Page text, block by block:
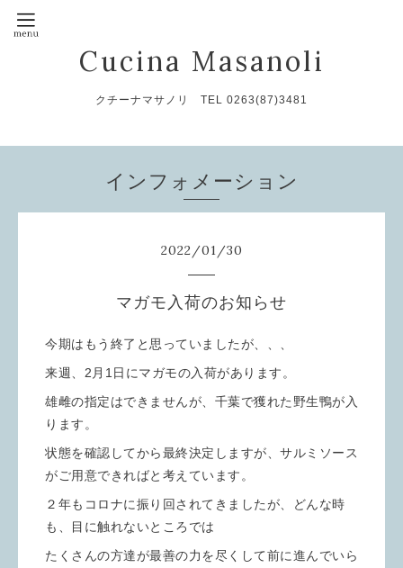
Cucina Masanoli
クチーナマサノリ TEL 0263(87)3481
インフォメーション
2022/01/30
マガモ入荷のお知らせ
今期はもう終了と思っていましたが、、、
来週、2月1日にマガモの入荷があります。
雄雌の指定はできませんが、千葉で獲れた野生鴨が入
ります。
状態を確認してから最終決定しますが、サルミソース
がご用意できればと考えています。
２年もコロナに振り回されてきましたが、どんな時
も、目に触れないところでは
たくさんの方達が最善の力を尽くして前に進んでいら